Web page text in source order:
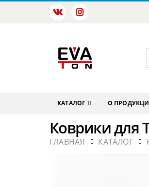
КАТАЛОГ О
Коврики для
ГЛАВНАЯ КАТАЛОГ